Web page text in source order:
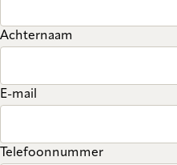
Achternaam
E-mail
Telefoonnummer